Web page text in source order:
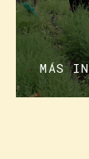
MÁS